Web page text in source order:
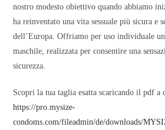
nostro modesto obiettivo quando abbiamo
ha reinventato una vita sessuale più sicura e
dell’Europa. Offriamo per uso individuale
maschile, realizzata per consentire una
sicurezza.
Scopri la tua taglia esatta scaricando il pdf a
https://pro.mysize-
condoms.com/fileadmin/de/downloads/